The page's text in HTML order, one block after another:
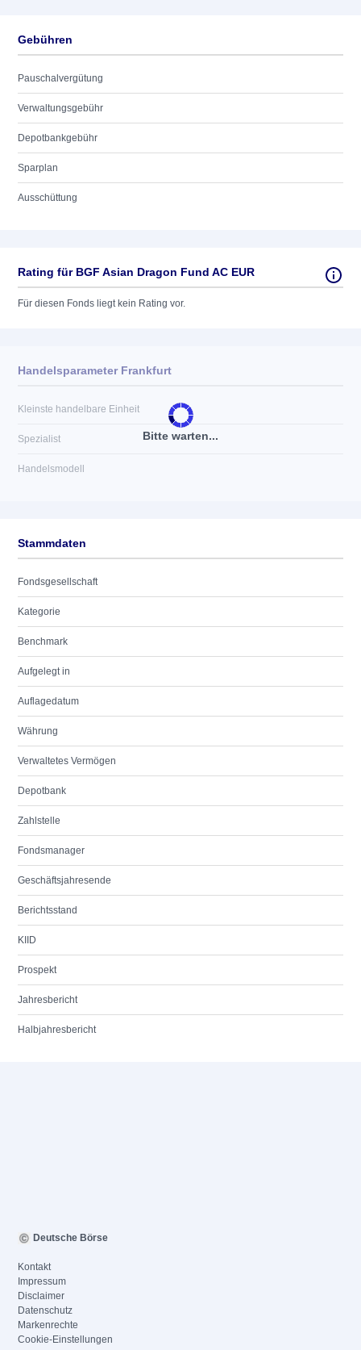
Gebühren
Pauschalvergütung
Verwaltungsgebühr
Depotbankgebühr
Sparplan
Ausschüttung
Rating für BGF Asian Dragon Fund AC EUR
Für diesen Fonds liegt kein Rating vor.
Bitte warten...
Handelsparameter Frankfurt
Kleinste handelbare Einheit
Spezialist
Handelsmodell
Stammdaten
Fondsgesellschaft
Kategorie
Benchmark
Aufgelegt in
Auflagedatum
Währung
Verwaltetes Vermögen
Depotbank
Zahlstelle
Fondsmanager
Geschäftsjahresende
Berichtsstand
KIID
Prospekt
Jahresbericht
Halbjahresbericht
Deutsche Börse
Kontakt
Impressum
Disclaimer
Datenschutz
Markenrechte
Cookie-Einstellungen